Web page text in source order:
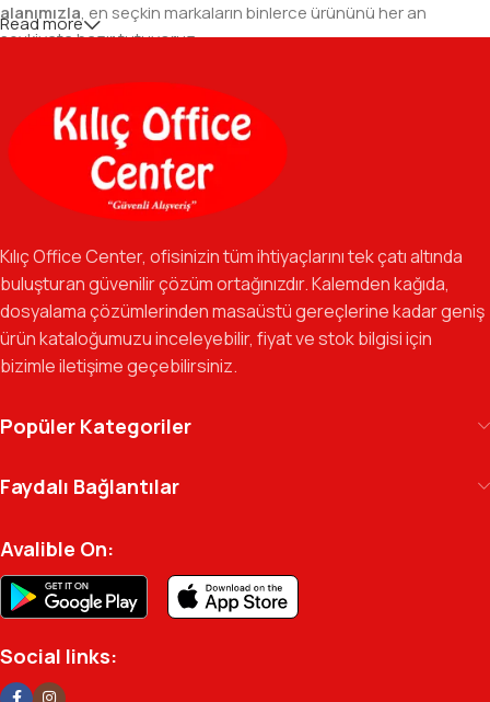
alanımızla, en seçkin markaların binlerce ürününü her an
sevkiyata hazır tutuyoruz.
Geniş Ürün Yelpazesi:Temel kırtasiye malzemelerinden teknik
ofis gereçlerine kadar, iş hayatınızda ihtiyaç duyduğunuz her
şeyi tek bir çatı altında, en uygun fiyat avantajlarıyla bulmanızı
sağlıyoruz.
Özverili Takım Ruhu:İşini tutkuyla yapan, güler yüzlü ve çözüm
güvenilir bir yol arkadaşı olmayı hedefliyoruz.
Gelecek Vizyonu:Kurumsal kimliğimizi yeni iş birlikleri ve global
markalarla güçlendirerek, Türkiye genelinde müşteri ağımızı her
geçen gün büyütmeye devam ediyoruz.
Kılıç Office Center
arşivinizdeki dosyaya kadar her detayda yanınızda.
Ofisinizin enerjisini ve verimliliğini artırmak için
profesyonel kadromuzla hizmetinizdeyiz.
Read more
Kılıç Office Center, ofisinizin tüm ihtiyaçlarını tek çatı altında
buluşturan güvenilir çözüm ortağınızdır. Kalemden kağıda,
dosyalama çözümlerinden masaüstü gereçlerine kadar geniş
ürün kataloğumuzu inceleyebilir, fiyat ve stok bilgisi için
bizimle iletişime geçebilirsiniz.
Popüler Kategoriler
Faydalı Bağlantılar
Avalible On:
Social links: